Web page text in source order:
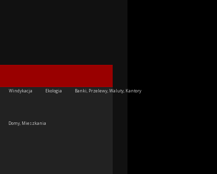
Windykacja Ekologia Banki, Przelewy, Waluty, Kantory
Domy, Mieszkania